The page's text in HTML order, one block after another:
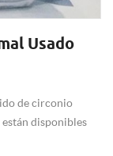
Usado
de circonio
disponibles